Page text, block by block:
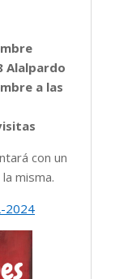
Alalpardo
a las
con un
misma.
2024